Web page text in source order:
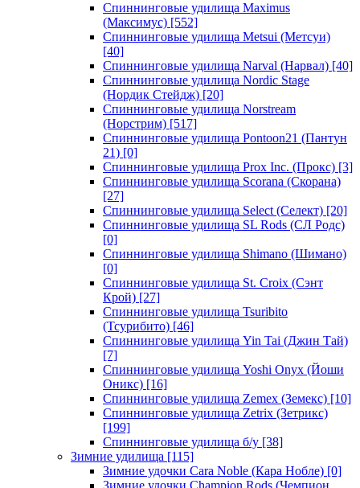
Спиннинговые удилища Maximus
(Максимус) [552]
Спиннинговые удилища Metsui (Метсуи)
[40]
Спиннинговые удилища Narval (Нарвал) [40]
Спиннинговые удилища Nordic Stage
(Нордик Стейдж) [20]
Спиннинговые удилища Norstream
(Норстрим) [517]
Спиннинговые удилища Pontoon21 (Пантун
21) [0]
Спиннинговые удилища Prox Inc. (Прокс) [3]
Спиннинговые удилища Scorana (Скорана)
[27]
Спиннинговые удилища Select (Селект) [20]
Спиннинговые удилища SL Rods (СЛ Родс)
[0]
Спиннинговые удилища Shimano (Шимано)
[0]
Спиннинговые удилища St. Croix (Сэнт
Крой) [27]
Спиннинговые удилища Tsuribito
(Тсурибито) [46]
Спиннинговые удилища Yin Tai (Джин Тай)
[7]
Спиннинговые удилища Yoshi Onyx (Йоши
Оникс) [16]
Спиннинговые удилища Zemex (Земекс) [10]
Спиннинговые удилища Zetrix (Зетрикс)
[199]
Спиннинговые удилища б/у [38]
Зимние удилища [115]
Зимние удочки Cara Noble (Кара Нобле) [0]